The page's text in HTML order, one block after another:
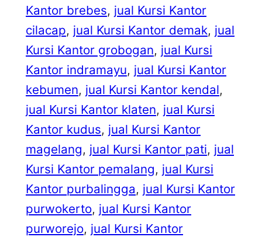
Kantor brebes, jual Kursi Kantor
cilacap, jual Kursi Kantor demak, jual
Kursi Kantor grobogan, jual Kursi
Kantor indramayu, jual Kursi Kantor
kebumen, jual Kursi Kantor kendal
jual Kursi Kantor klaten, jual Kursi
Kantor kudus, jual Kursi Kantor
magelang, jual Kursi Kantor pati, jual
Kursi Kantor pemalang, jual Kursi
Kantor purbalingga, jual Kursi Kantor
purwokerto, jual Kursi Kantor
purworejo, jual Kursi Kantor